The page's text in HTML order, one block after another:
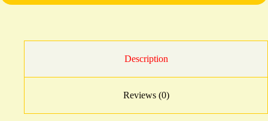
Description
Reviews (0)